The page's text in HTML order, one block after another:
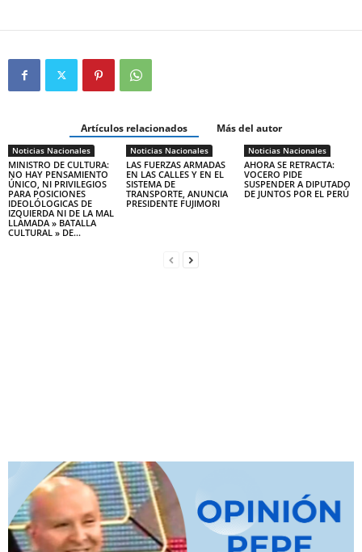
Artículos relacionados Más del autor
Noticias Nacionales
MINISTRO DE CULTURA:
NO HAY PENSAMIENTO
ÚNICO, NI PRIVILEGIOS
PARA POSICIONES
IDEOLÓLOGICAS DE
IZQUIERDA NI DE LA MAL
LLAMADA » BATALLA
CULTURAL » DE...
Noticias Nacionales
LAS FUERZAS ARMADAS
EN LAS CALLES Y EN EL
SISTEMA DE
TRANSPORTE, ANUNCIA
PRESIDENTE FUJIMORI
Noticias Nacionales
AHORA SE RETRACTA:
VOCERO PIDE
SUSPENDER A DIPUTADO
DE JUNTOS POR EL PERÚ